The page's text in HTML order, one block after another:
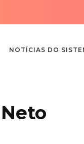
NOTÍCIAS DO